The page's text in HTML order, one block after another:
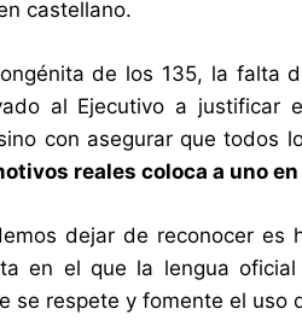
castellano.
de los 135, la falta
al Ejecutivo a justificar
con asegurar que todos
reales coloca a uno
dejar de reconocer es
en el que la lengua
se respete y fomente el